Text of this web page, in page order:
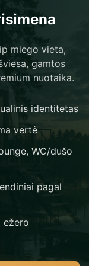
miego vieta,
gamtos
nuotaika.
identitetas
vertė
WC/dušo
pagal
ežero